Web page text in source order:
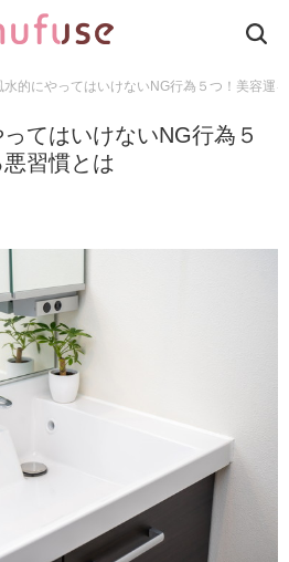
水的にやってはいけないNG行為５つ！美容運
てはいけないNG行為５
習慣とは